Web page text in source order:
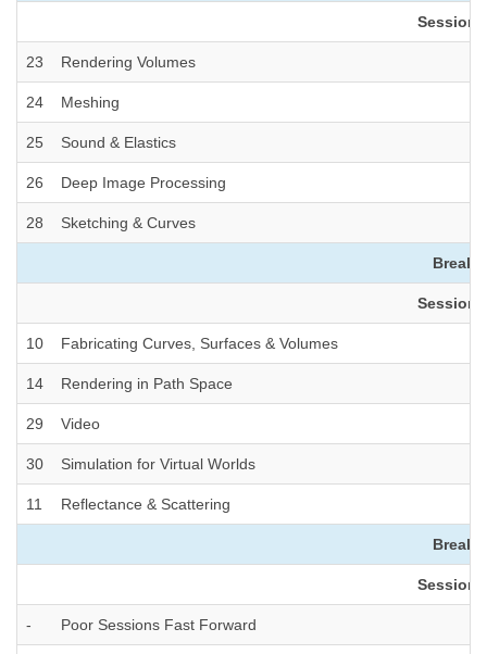
Session
23 Rendering Volumes
24 Meshing
25 Sound & Elastics
26 Deep Image Processing
28 Sketching & Curves
Break
Session
10 Fabricating Curves, Surfaces & Volumes
14 Rendering in Path Space
29 Video
30 Simulation for Virtual Worlds
11 Reflectance & Scattering
Break
Session
- Poor Sessions Fast Forward